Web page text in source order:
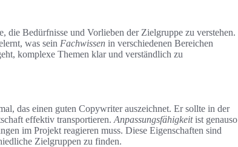
die Bedürfnisse und Vorlieben der Zielgruppe zu verstehen.
was sein Fachwissen in verschiedenen Bereichen
komplexe Themen klar und verständlich zu
das einen guten Copywriter auszeichnet. Er sollte in der
effektiv transportieren. Anpassungsfähigkeitist genauso
im Projekt reagieren muss. Diese Eigenschaften sind
Zielgruppen zu finden.